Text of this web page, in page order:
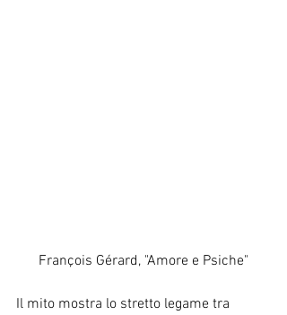
François Gérard, "Amore e Psiche"
Il mito mostra lo stretto legame tra